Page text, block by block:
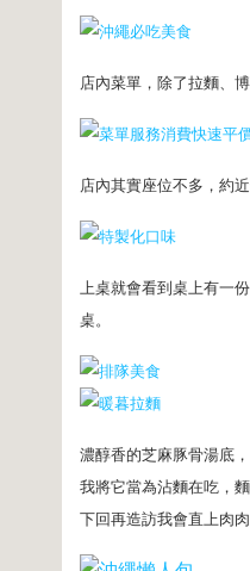
店內菜單，除了拉麵、
店內其實座位不多，約
上桌就會看到桌上有一
桌。
濃醇香的芝麻豚骨湯底
我將它當為沾麵在吃，
下回再造訪我會直上肉